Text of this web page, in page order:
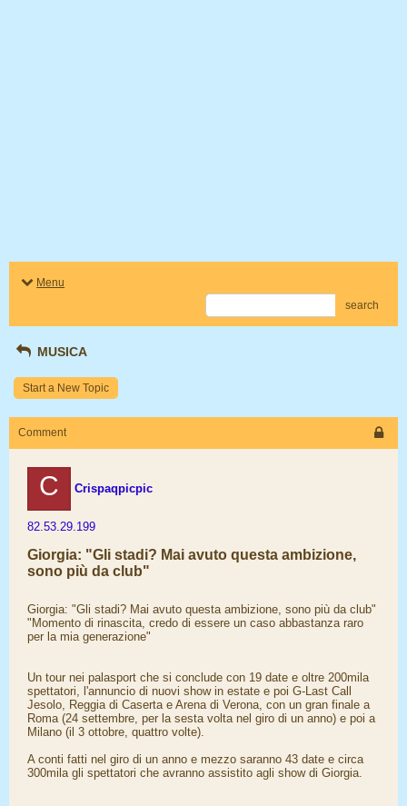
Menu
search
MUSICA
Start a New Topic
Comment
C Crispaqpicpic
82.53.29.199
Giorgia: "Gli stadi? Mai avuto questa ambizione,
sono più da club"
Giorgia: "Gli stadi? Mai avuto questa ambizione, sono più da club"
"Momento di rinascita, credo di essere un caso abbastanza raro
per la mia generazione"
Un tour nei palasport che si conclude con 19 date e oltre 200mila
spettatori, l'annuncio di nuovi show in estate e poi G-Last Call
Jesolo, Reggia di Caserta e Arena di Verona, con un gran finale a
Roma (24 settembre, per la sesta volta nel giro di un anno) e poi a
Milano (il 3 ottobre, quattro volte).
A conti fatti nel giro di un anno e mezzo saranno 43 date e circa
300mila gli spettatori che avranno assistito agli show di Giorgia.